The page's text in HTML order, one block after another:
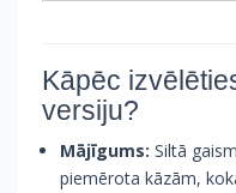
Kāpēc
versiju?
Mājīgums: Siltā
piemērota kāzām,